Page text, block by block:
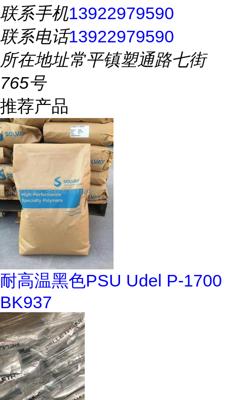
联系手机13922979590
联系电话13922979590
所在地址常平镇塑通路七街
765号
推荐产品
耐高温黑色PSU Udel P-1700
BK937